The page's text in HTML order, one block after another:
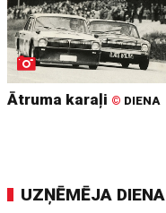
Ātruma karaļi © DIENA
UZŅĒMĒJA DIENA